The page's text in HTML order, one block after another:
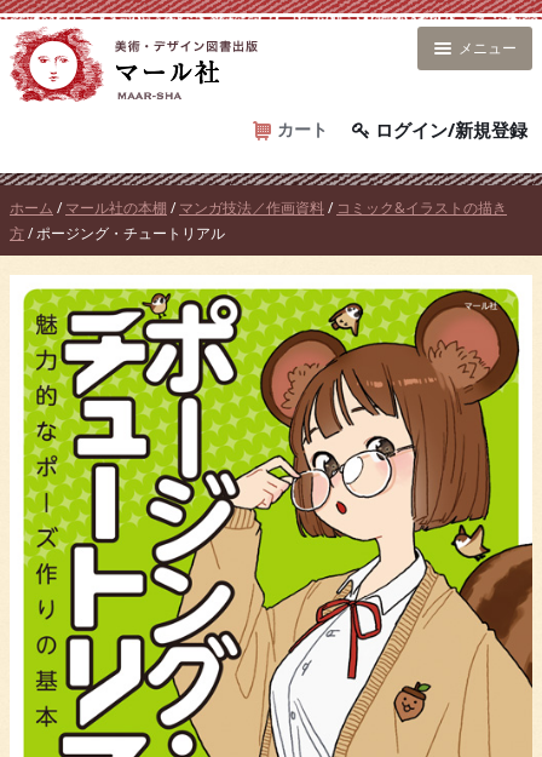
コ
ン
テ
ス
キ
ッ
プ
カート ログイン/新規登録
メニュー
ホーム / マール社の本棚 / マンガ技法／作画資料 / コミック&イラストの描き
方 / ポージング・チュートリアル